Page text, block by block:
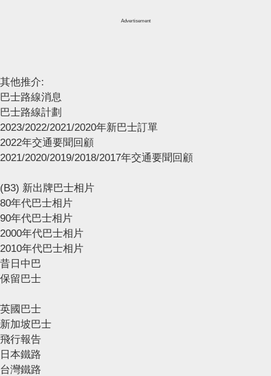
Advertisement
其他推介:
巴士路線消息
巴士路線計劃
2023/2022/2021/2020年新巴士訂單
2022年交通要聞回顧
2021/2020/2019/2018/2017年交通要聞回顧
(B3) 新出牌巴士相片
80年代巴士相片
90年代巴士相片
2000年代巴士相片
2010年代巴士相片
昔日中巴
保留巴士
英國巴士
新加坡巴士
飛行報告
日本鐵路
台灣鐵路